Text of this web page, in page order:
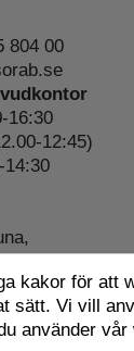
804 00
16:30
12:45)
14:30
4022
kakor för att
sätt. Vi vill
använder vår